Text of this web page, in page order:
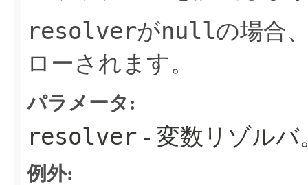
resolverがnullの場合
ローされます。
パラメータ:
resolver - 変数リゾルバ
例外: